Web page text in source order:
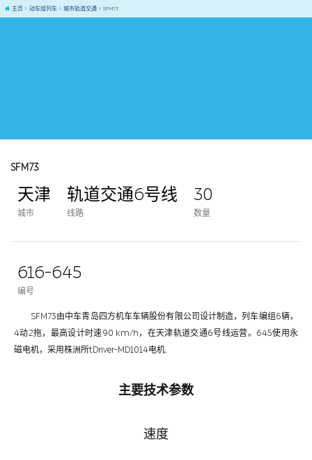
主页 动车组列车 城市轨道交通 SFM73
SFM73
天津
城市
轨道交通6号线
线路
30
数量
616-645
编号
SFM73由中车青岛四方机车车辆股份有限公司设计制造，列车编组6辆，
4动2拖，最高设计时速90 km/h，在天津轨道交通6号线运营。645使用永
磁电机，采用株洲所tDriver-MD1014电机.
主要技术参数
速度